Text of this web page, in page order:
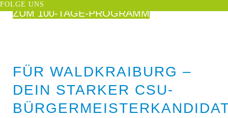
FOLGE UNS
ZUM 100-TAGE-PROGRAMM
FÜR WALDKRAIBURG –
DEIN STARKER CSU-